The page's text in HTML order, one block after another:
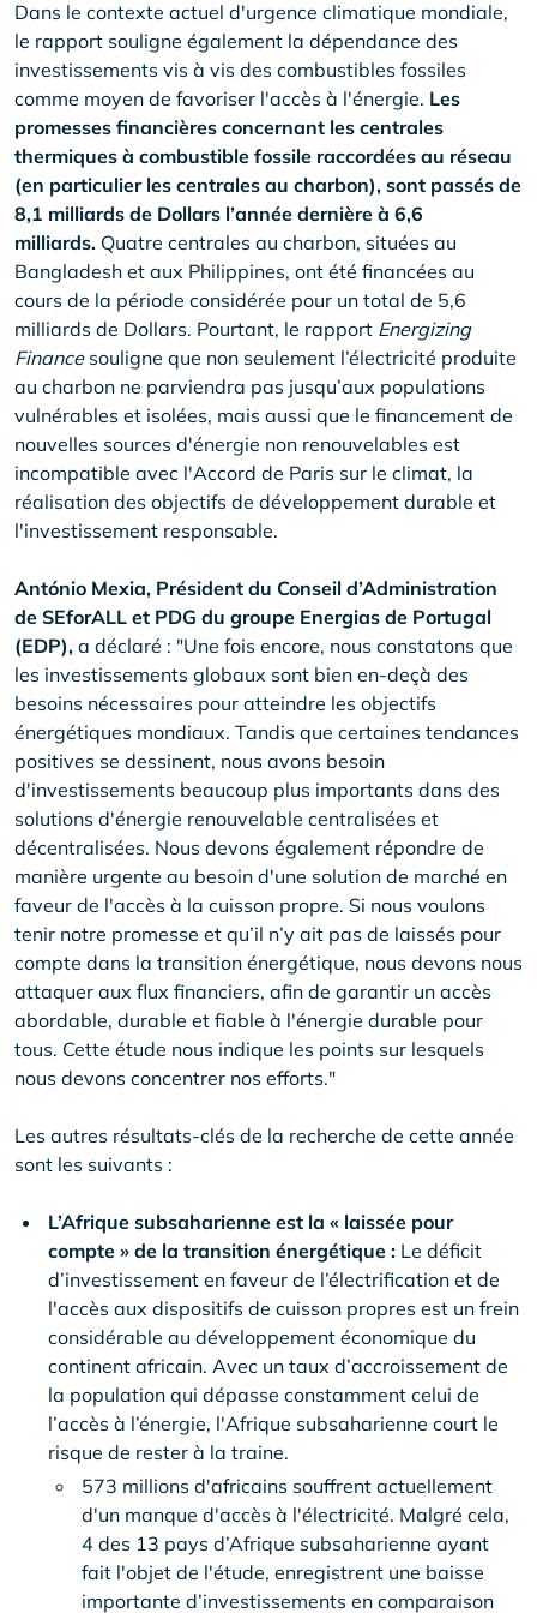
Dans le contexte actuel d'urgence climatique mondiale,
le rapport souligne également la dépendance des
investissements vis à vis des combustibles fossiles
comme moyen de favoriser l'accès à l'énergie. Les
promesses financières concernant les centrales
thermiques à combustible fossile raccordées au réseau
(en particulier les centrales au charbon), sont passés de
8,1 milliards de Dollars l’année dernière à 6,6
milliards. Quatre centrales au charbon, situées au
Bangladesh et aux Philippines, ont été financées au
cours de la période considérée pour un total de 5,6
milliards de Dollars. Pourtant, le rapport Energizing
Finance souligne que non seulement l’électricité produite
au charbon ne parviendra pas jusqu’aux populations
vulnérables et isolées, mais aussi que le financement de
nouvelles sources d'énergie non renouvelables est
incompatible avec l'Accord de Paris sur le climat, la
réalisation des objectifs de développement durable et
l'investissement responsable.
António Mexia, Président du Conseil d’Administration
de SEforALL et PDG du groupe Energias de Portugal
(EDP), a déclaré : "Une fois encore, nous constatons que
les investissements globaux sont bien en-deçà des
besoins nécessaires pour atteindre les objectifs
énergétiques mondiaux. Tandis que certaines tendances
positives se dessinent, nous avons besoin
d'investissements beaucoup plus importants dans des
solutions d'énergie renouvelable centralisées et
décentralisées. Nous devons également répondre de
manière urgente au besoin d'une solution de marché en
faveur de l'accès à la cuisson propre. Si nous voulons
tenir notre promesse et qu’il n’y ait pas de laissés pour
compte dans la transition énergétique, nous devons nous
attaquer aux flux financiers, afin de garantir un accès
abordable, durable et fiable à l'énergie durable pour
tous. Cette étude nous indique les points sur lesquels
nous devons concentrer nos efforts."
Les autres résultats-clés de la recherche de cette année
sont les suivants :
L’Afrique subsaharienne est la « laissée pour
compte » de la transition énergétique : Le déficit
d’investissement en faveur de l’électrification et de
l'accès aux dispositifs de cuisson propres est un frein
considérable au développement économique du
continent africain. Avec un taux d’accroissement de
la population qui dépasse constamment celui de
l’accès à l’énergie, l'Afrique subsaharienne court le
risque de rester à la traine.
573 millions d'africains souffrent actuellement
d'un manque d'accès à l'électricité. Malgré cela,
4 des 13 pays d’Afrique subsaharienne ayant
fait l'objet de l'étude, enregistrent une baisse
importante d’investissements en comparaison